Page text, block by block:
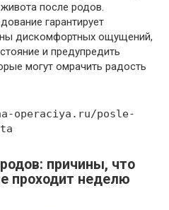
после родов.
гарантирует
дискомфортных ощущений,
и предупредить
могут омрачить радость
operaciya.ru/posle-
причины, что
проходит неделю